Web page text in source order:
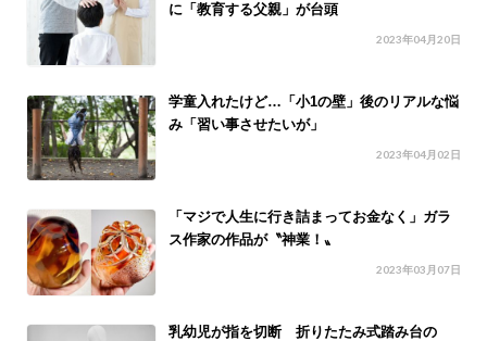
に「教育する父親」が台頭
2023年04月20日
学童入れたけど…「小1の壁」後のリアルな悩
み「習い事させたいが」
2023年04月02日
「マジで人生に行き詰まってお金なく」ガラ
ス作家の作品が〝神業！〟
2023年03月07日
乳幼児が指を切断 折りたたみ式踏み台の